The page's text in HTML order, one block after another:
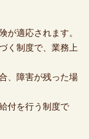
が適応されます。
く制度で、業務上
、障害が残った場
付を行う制度で